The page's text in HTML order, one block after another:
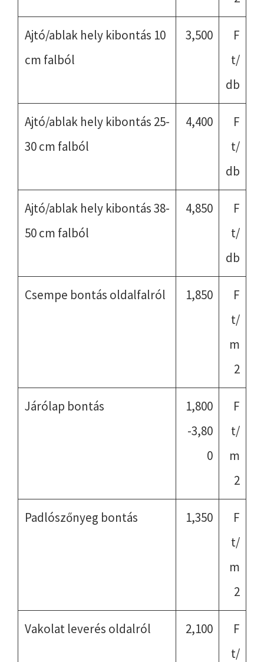
Ajtó/ablak hely kibontás 10
cm falból
3,500
F
t/
db
Ajtó/ablak hely kibontás 25-
30 cm falból
4,400
F
t/
db
Ajtó/ablak hely kibontás 38-
50 cm falból
4,850
F
t/
db
Csempe bontás oldalfalról 1,850
F
t/
m
2
Járólap bontás
1,800
-3,80
0
F
t/
m
2
Padlószőnyeg bontás 1,350
F
t/
m
2
Vakolat leverés oldalról 2,100
F
t/